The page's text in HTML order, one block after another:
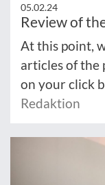
05.02.24
Review of
At this point,
articles of the
on your click
Redaktion